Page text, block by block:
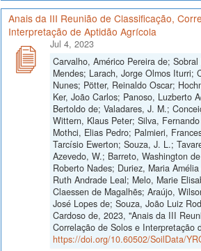
Anais da III Reunião de Classificação,
Interpretação de Aptidão Agrícola
Jul 4, 2023
Carvalho, Américo Pereira de;
Mendes; Larach, Jorge Olmos Iturri;
Nunes; Pötter, Reinaldo Oscar;
Ker, João Carlos; Panoso, Luzberto
Bertoldo de; Valadares, J. M.;
Wittern, Klaus Peter; Silva,
Mothci, Elias Pedro; Palmieri,
Tarcísio Ewerton; Souza, J. L.;
Azevedo, W.; Barreto, Washington
Roberto Nades; Duriez, Maria
Ruth Andrade Leal; Melo, Marie
Claessen de Magalhẽs; Araújo,
José Lopes de; Souza, João Luiz
Cardoso de, 2023, "Anais da III
Correlação de Solos e Interpretação
https://doi.org/10.60502/SoilData/